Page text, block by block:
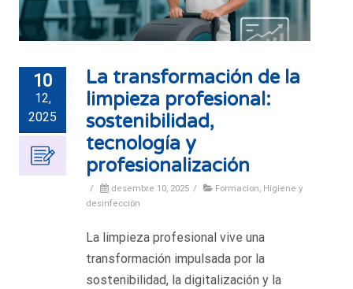
10
12,
2025
La transformación de la
limpieza profesional:
sostenibilidad,
tecnología y
profesionalización
/ desembre 10, 2025 / Formacion, Higiene y
desinfección
La limpieza profesional vive una
transformación impulsada por la
sostenibilidad, la digitalización y la